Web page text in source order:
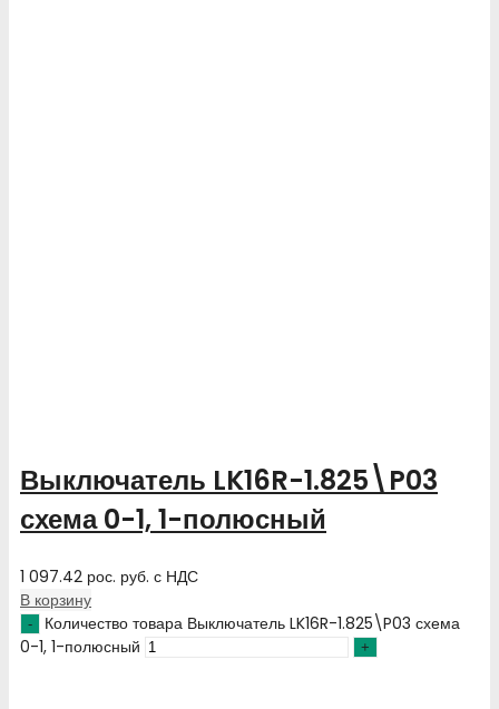
Выключатель LK16R-1.825\P03
схема 0-1, 1-полюсный
1 097.42 рос. руб. с НДС
В корзину
Количество товара Выключатель LK16R-1.825\P03 схема
0-1, 1-полюсный